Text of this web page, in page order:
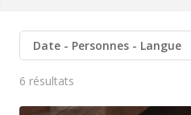
Château Saint Maur
Commanderie de
Date Personnes Langue
6 résultats